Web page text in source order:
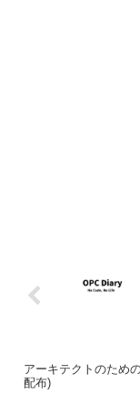
アーキテクトのため
配布)